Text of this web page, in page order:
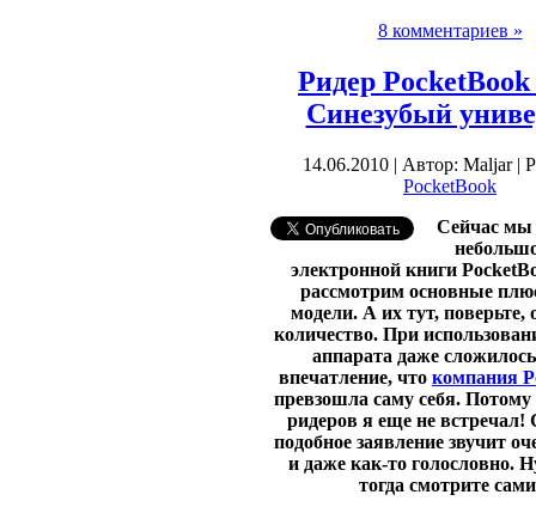
8 комментариев »
Ридер PocketBook
Синезубый
14.06.2010 | Автор: Maljar |
PocketBook
Сейчас мы
электронной книги
рассмотрим основные
модели. А их тут, поверьте,
количество. При
аппарата даже
впечатление, что компания
превзошла саму себя.
ридеров я еще не встречал!
подобное заявление звучит
и даже как-то голословно.
тогда смотрите